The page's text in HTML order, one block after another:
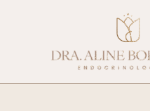
conteúdo